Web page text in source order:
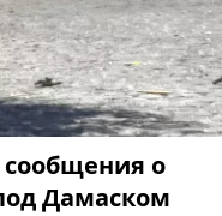
о
Дамаском